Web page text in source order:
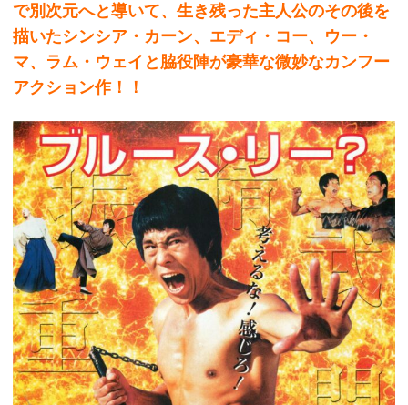
で別次元へと導いて、生き残った主人公のその後を
描いたシンシア・カーン、エディ・コー、ウー・
マ、ラム・ウェイと脇役陣が豪華な微妙なカンフー
アクション作！！